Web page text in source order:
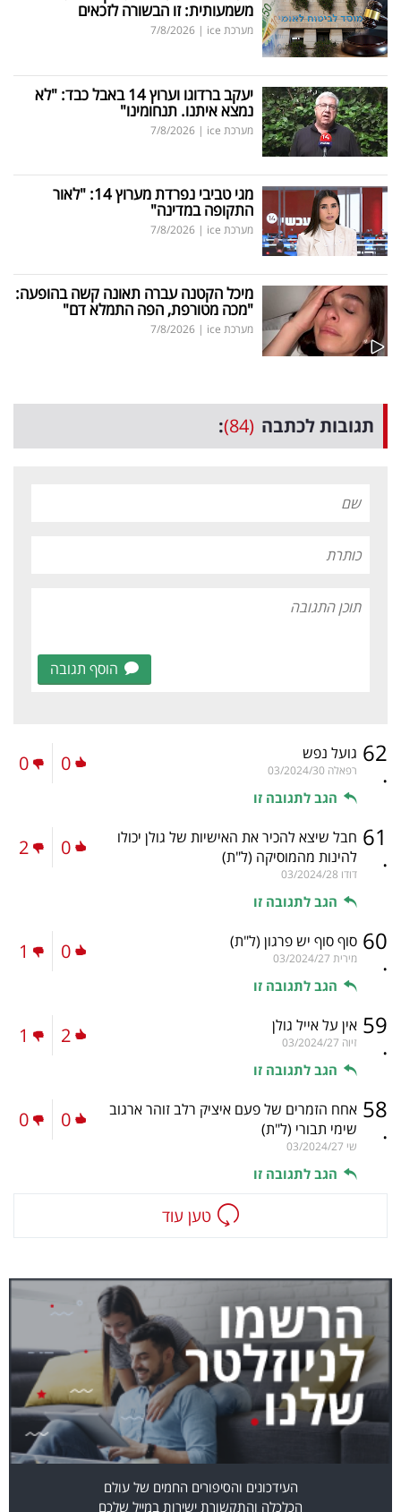
משמעותית: זו הבשורה לזכאים
מערכת ice |
7/8/2026
יעקב ברדוגו וערוץ 14 באבל כבד: "לא
נמצא איתנו. תנחומינו"
מערכת ice |
7/8/2026
מגי טביבי נפרדת מערוץ 14: "לאור
התקופה במדינה"
מערכת ice |
7/8/2026
מיכל הקטנה עברה תאונה קשה בהופעה:
"מכה מטורפת, הפה התמלא דם"
מערכת ice |
7/8/2026
תגובות לכתבה (84)
:
הוסף תגובה
62
.
גועל נפש
רפאלה 03/2024/30
הגב לתגובה זו
0
0
61
.
חבל שיצא להכיר את האישיות של גולן יכולו
להינות מהמוסיקה (ל"ת)
דודו 03/2024/28
הגב לתגובה זו
0
2
60
.
סוף סוף יש פרגון (ל"ת)
מירית 03/2024/27
הגב לתגובה זו
0
1
59
.
אין על אייל גולן
זיוה 03/2024/27
הגב לתגובה זו
2
1
58
.
אחח הזמרים של פעם איציק רלב זוהר ארגוב
שימי תבורי (ל"ת)
שי 03/2024/27
הגב לתגובה זו
0
0
טען עוד
העידכונים והסיפורים החמים של עולם
הכלכלה והתקשורת ישירות במייל שלכם